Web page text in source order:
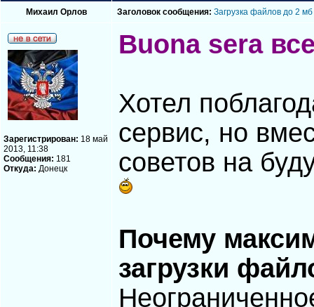
Михаил Орлов Заголовок сообщения: Загрузка файлов до 2
Зарегистрирован: 18 май
2013, 11:38
Сообщения: 181
Откуда: Донецк
Buona sera
Хотел
сервис, но
советов на
Почему
загрузки